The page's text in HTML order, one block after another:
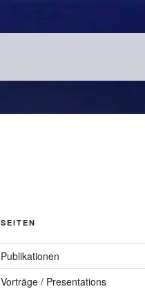
SEITEN
Publikationen
Vorträge / Presentations